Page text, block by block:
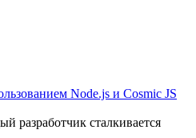
Node.js и Cosmic JS
разработчик сталкивается